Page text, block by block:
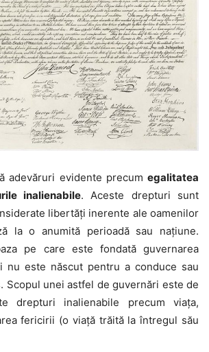
adevăruri evidente precum egalitatea
inalienabile. Aceste drepturi sunt
libertăți inerente ale oamenilor
la o anumită perioadă sau națiune.
pe care este fondată guvernarea
nu este născut pentru a conduce sau
Scopul unei astfel de guvernări este de
drepturi inalienabile precum viața,
fericirii (o viață trăită la întregul său